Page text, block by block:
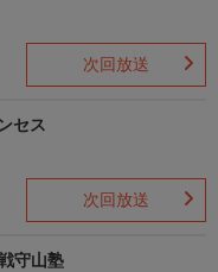
次回放送
セス
次回放送
守山塾